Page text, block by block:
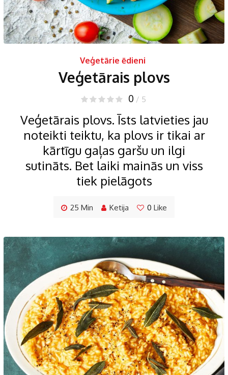
Veģetārie ēdieni
Veģetārais plovs
0 / 5
Veģetārais plovs. Īsts latvieties jau
noteikti teiktu, ka plovs ir tikai ar
kārtīgu gaļas garšu un ilgi
sutināts. Bet laiki mainās un viss
tiek pielāgots
25 Min Ketija 0 Like